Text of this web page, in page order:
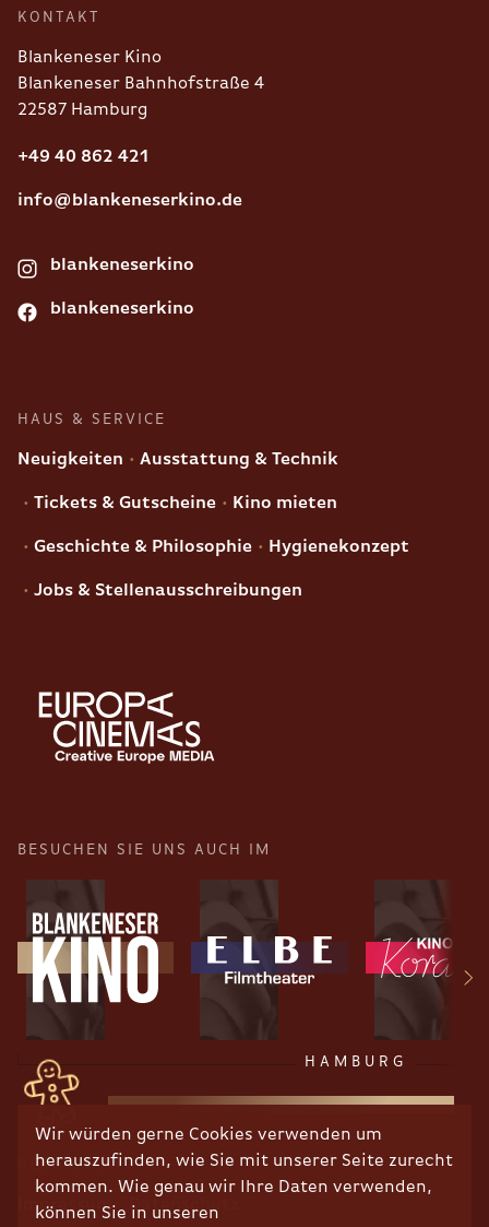
Wir würden gerne Cookies verwenden um
herauszufinden, wie Sie mit unserer Seite zurecht
kommen. Wie genau wir Ihre Daten verwenden,
können Sie in unseren
KONTAKT
Blankeneser Kino
Blankeneser Bahnhofstraße 4
22587 Hamburg
+49 40 862 421
info@blankeneserkino.de
blankeneserkino
blankeneserkino
HAUS & SERVICE
Neuigkeiten Ausstattung & Technik
Tickets & Gutscheine Kino mieten
Geschichte & Philosophie Hygienekonzept
Jobs & Stellenausschreibungen
BESUCHEN SIE UNS AUCH IM
HAMBURG
RECHTLICHES
Impressum Datenschutz